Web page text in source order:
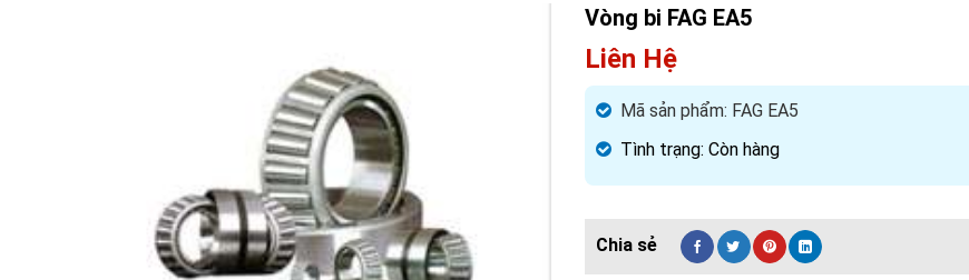
Vòng bi FAG EA5
Liên Hệ
Mã sản phẩm: FAG EA5
Tình trạng: Còn hàng